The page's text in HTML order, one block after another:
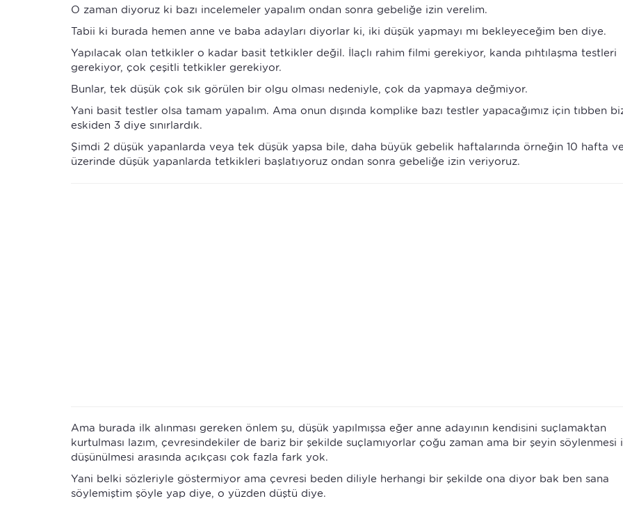
O zaman diyoruz ki bazı incelemeler yapalım ondan sonra gebeliğe izin verelim.
Tabii ki burada hemen anne ve baba adayları diyorlar ki, iki düşük yapmayı mı bekleyeceğim ben diye.
Yapılacak olan tetkikler o kadar basit tetkikler değil. İlaçlı rahim filmi gerekiyor, kanda pıhtılaşma testleri
gerekiyor, çok çeşitli tetkikler gerekiyor.
Bunlar, tek düşük çok sık görülen bir olgu olması nedeniyle, çok da yapmaya değmiyor.
Yani basit testler olsa tamam yapalım. Ama onun dışında komplike bazı testler yapacağımız için tıbben
eskiden 3 diye sınırlardık.
Şimdi 2 düşük yapanlarda veya tek düşük yapsa bile, daha büyük gebelik haftalarında örneğin 10 hafta
üzerinde düşük yapanlarda tetkikleri başlatıyoruz ondan sonra gebeliğe izin veriyoruz.
Ama burada ilk alınması gereken önlem şu, düşük yapılmışsa eğer anne adayının kendisini suçlamaktan
kurtulması lazım, çevresindekiler de bariz bir şekilde suçlamıyorlar çoğu zaman ama bir şeyin söylenmesi
düşünülmesi arasında açıkçası çok fazla fark yok.
Yani belki sözleriyle göstermiyor ama çevresi beden diliyle herhangi bir şekilde ona diyor bak ben sana
söylemiştim şöyle yap diye, o yüzden düştü diye.